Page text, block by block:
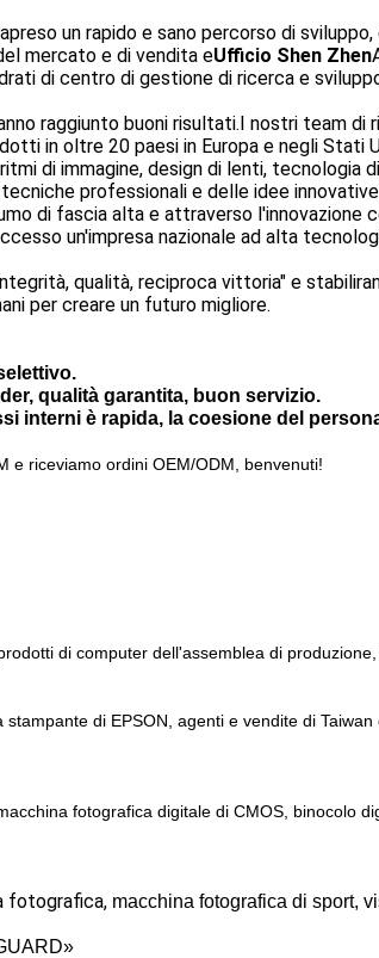
un rapido e sano percorso di
mercato e di vendita eUfficio Shen Zhen
di centro di gestione di ricerca e
raggiunto buoni risultati.I nostri team di
in oltre 20 paesi in Europa e negli
di immagine, design di lenti, tecnologia
professionali e delle idee
di fascia alta e attraverso l'innovazione
un'impresa nazionale ad alta
qualità, reciproca vittoria" e
per creare un futuro migliore.
qualità garantita, buon servizio.
interni è rapida, la coesione del
e riceviamo ordini OEM/ODM, benvenuti!
di computer dell'assemblea di
di EPSON, agenti e vendite di
fotografica digitale di CMOS, binocolo
fotografica, macchina fotografica di sport,